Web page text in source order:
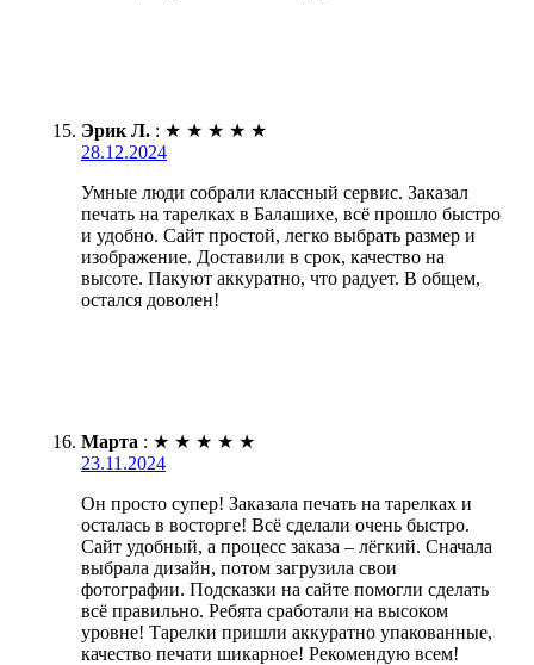
Эрик Л. : ★ ★ ★ ★ ★
28.12.2024
Умные люди собрали классный сервис. Заказал
печать на тарелках в Балашихе, всё прошло быстро
и удобно. Сайт простой, легко выбрать размер и
изображение. Доставили в срок, качество на
высоте. Пакуют аккуратно, что радует. В общем,
остался доволен!
Марта : ★ ★ ★ ★ ★
23.11.2024
Он просто супер! Заказала печать на тарелках и
осталась в восторге! Всё сделали очень быстро.
Сайт удобный, а процесс заказа – лёгкий. Сначала
выбрала дизайн, потом загрузила свои
фотографии. Подсказки на сайте помогли сделать
всё правильно. Ребята сработали на высоком
уровне! Тарелки пришли аккуратно упакованные,
качество печати шикарное! Рекомендую всем!